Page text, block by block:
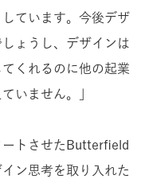
ています。今後デザ
ょうし、デザインは
くれるのに他の起業
いません。」
ートさせたButterfield
ン思考を取り入れた